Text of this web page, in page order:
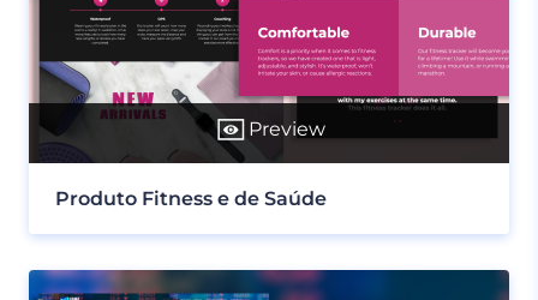
Preview
Produto Fitness e de Saúde